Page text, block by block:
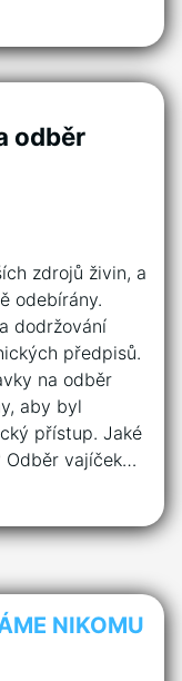
odběr
zdrojů živin, a
odebírány.
dodržování
předpisů.
na odběr
aby byl
přístup. Jaké
Odběr vajíček…
NIKOMU